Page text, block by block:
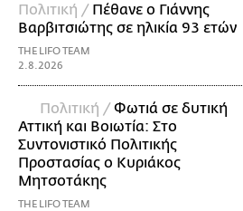
Πολιτική / Πέθανε ο Γιάννης
Βαρβιτσιώτης σε ηλικία 93 ετών
THE LIFO TEAM
2.8.2026
Πολιτική /Φωτιά σε δυτική
Αττική και Βοιωτία: Στο
Συντονιστικό Πολιτικής
Προστασίας ο Κυριάκος
Μητσοτάκης
THE LIFO TEAM